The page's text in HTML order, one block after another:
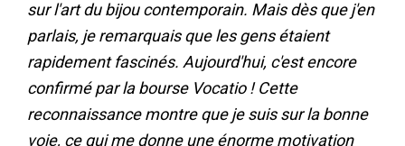
sur l'art du bijou contemporain. Mais dès que j'en
parlais, je remarquais que les gens étaient
rapidement fascinés. Aujourd'hui, c'est encore
confirmé par la bourse Vocatio ! Cette
reconnaissance montre que je suis sur la bonne
voie, ce qui me donne une énorme motivation